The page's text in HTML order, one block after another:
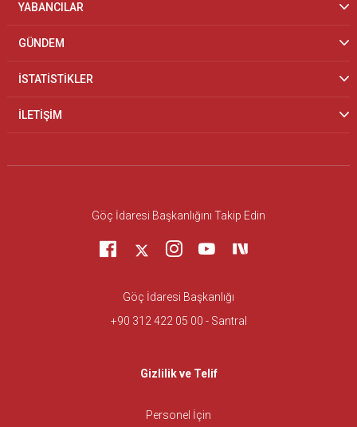
YABANCILAR
GÜNDEM
İSTATİSTİKLER
İLETİŞİM
Göç İdaresi Başkanlığını Takip Edin
Göç İdaresi Başkanlığı
+90 312 422 05 00 - Santral
Gizlilik ve Telif
Personel İçin